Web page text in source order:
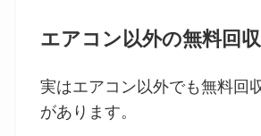
エアコン以外の無料回
実はエアコン以外でも無料回
があります。